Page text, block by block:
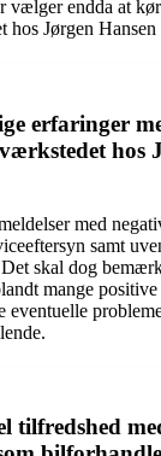
vælger endda at
hos Jørgen
erfaringer
hos
med
samt
skal dog
mange
eventuelle
tilfredshed